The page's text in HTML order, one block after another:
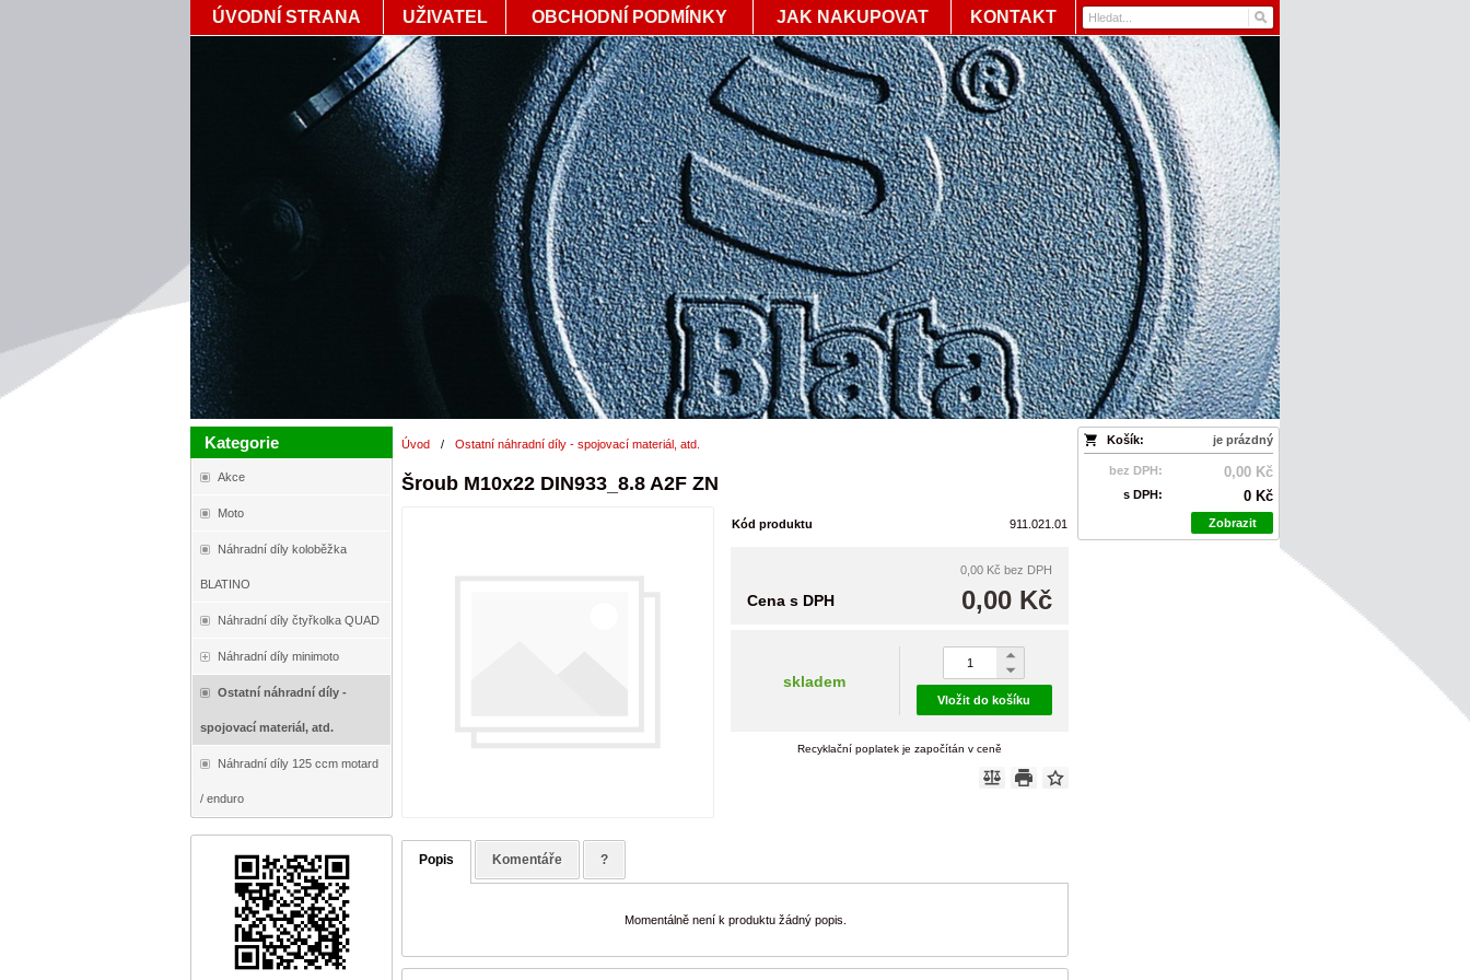
ÚVODNÍ STRANA UŽIVATEL OBCHODNÍ PODMÍNKY JAK NAKUPOVAT KONTAKT
Kategorie
Akce
Moto
Náhradní díly koloběžka
BLATINO
Náhradní díly čtyřkolka QUAD
Náhradní díly minimoto
Ostatní náhradní díly -
spojovací materiál, atd.
Náhradní díly 125 ccm motard
/ enduro
Košík: je prázdný
bez DPH: 0,00 Kč
s DPH: 0 Kč
Zobrazit
Úvod / Ostatní náhradní díly - spojovací materiál, atd.
Šroub M10x22 DIN933_8.8 A2F ZN
Kód produktu 911.021.01
0,00 Kč bez DPH
0,00 Kč
Cena s DPH
skladem
Vložit do košíku
Recyklační poplatek je započítán v ceně
Popis Komentáře ?
Momentálně není k produktu žádný popis.